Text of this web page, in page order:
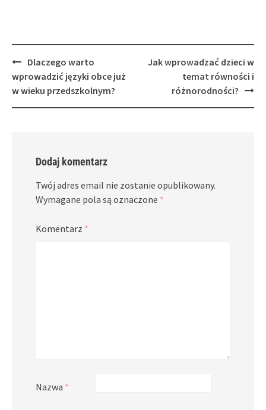
Post
navigation
Dlaczego warto
wprowadzić języki obce już
w wieku przedszkolnym?
Jak wprowadzać dzieci w
temat równości i
różnorodności?
Dodaj komentarz
Twój adres email nie zostanie opublikowany.
Wymagane pola są oznaczone *
Komentarz *
Nazwa *